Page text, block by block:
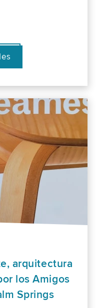
arquitectura
los Amigos
Springs